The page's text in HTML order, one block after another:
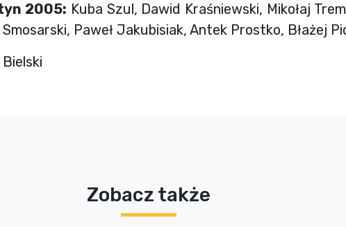
2005: Kuba Szul, Dawid Kraśniewski, Mikołaj
Paweł Jakubisiak, Antek Prostko, Błażej
Zobacz także